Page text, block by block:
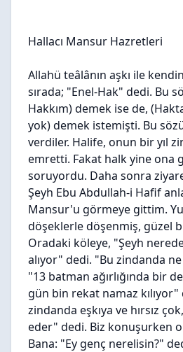
Hallacı Mansur Hazretleri
Allahü teâlânın aşkı ile
sırada; "Enel-Hak" dedi. Bu
Hakkım) demek ise de,
yok) demek istemişti. Bu
verdiler. Halife, onun bir yıl
emretti. Fakat halk yine ona
soruyordu. Daha sonra
Şeyh Ebu Abdullah-i Hafif
Mansur'u görmeye gittim.
döşeklerle döşenmiş, güzel
Oradaki köleye, "Şeyh
alıyor" dedi. "Bu zindanda
"13 batman ağırlığında bir
gün bin rekat namaz
zindanda eşkıya ve hırsız
eder" dedi. Biz konuşurken
Bana: "Ey genç nerelisin?"